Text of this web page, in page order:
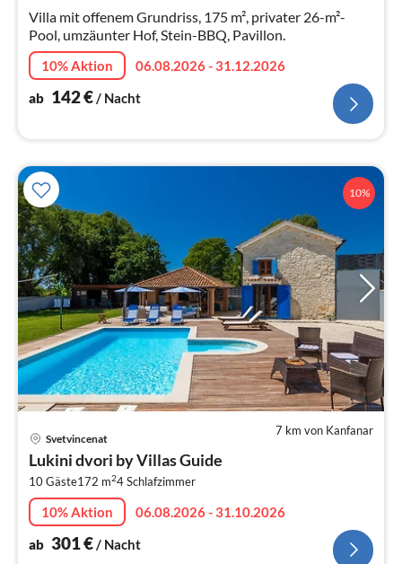
Villa mit offenem Grundriss, 175 m², privater 26-m²-
Pool, umzäunter Hof, Stein-BBQ, Pavillon.
10% Aktion
06.08.2026 - 31.12.2026
ab 142€/ Nacht
10%
7 km von Kanfanar
Svetvincenat
Lukini dvori by Villas Guide
10 Gäste172 m24Schlafzimmer
10% Aktion
06.08.2026 - 31.10.2026
ab 301€ / Nacht